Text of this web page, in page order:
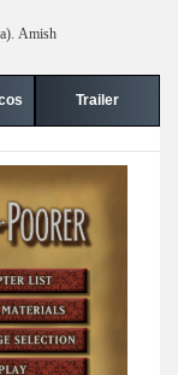
Amish
Trailer